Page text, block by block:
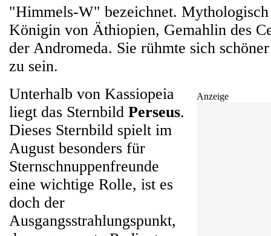
"Himmels-W" bezeichnet.
Königin von Äthiopien, Gemahlin des
der Andromeda. Sie rühmte sich
zu sein.
Anzeige
Unterhalb von Kassiopeia
liegt das Sternbild Perseus.
Dieses Sternbild spielt im
August besonders für
Sternschnuppenfreunde
eine wichtige Rolle, ist es
doch der
Ausgangsstrahlungspunkt,